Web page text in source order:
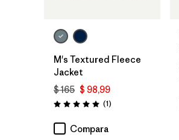
M's Textured Fleece
Jacket
$ 165 $ 98,99
Valoración: 5.0 / 5
(1Comentarios
)
Compara